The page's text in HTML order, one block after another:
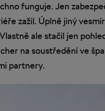
funguje. Jen
zažil. Úplně jiný
ale stačil jen
na soustředění ve
partnery.